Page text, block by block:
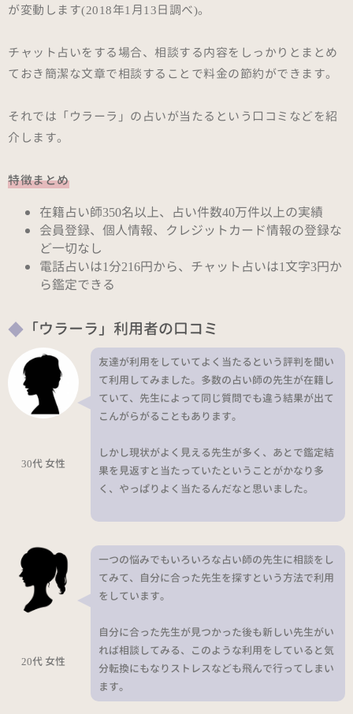
が変動します(2018年1月13日調べ)。
チャット占いをする場合、相談する内容をしっかりとまとめ
ておき簡潔な文章で相談することで料金の節約ができます。
それでは「ウラーラ」の占いが当たるという口コミなどを紹
介します。
特徴まとめ
在籍占い師350名以上、占い件数40万件以上の実績
会員登録、個人情報、クレジットカード情報の登録な
ど一切なし
電話占いは1分216円から、チャット占いは1文字3円か
ら鑑定できる
「ウラーラ」利用者の口コミ
30代 女性
友達が利用をしていてよく当たるという評判を聞い
て利用してみました。多数の占い師の先生が在籍し
ていて、先生によって同じ質問でも違う結果が出て
こんがらがることもあります。
しかし現状がよく見える先生が多く、あとで鑑定結
果を見返すと当たっていたということがかなり多
く、やっぱりよく当たるんだなと思いました。
20代 女性
一つの悩みでもいろいろな占い師の先生に相談をし
てみて、自分に合った先生を探すという方法で利用
をしています。
自分に合った先生が見つかった後も新しい先生がい
れば相談してみる、このような利用をしていると気
分転換にもなりストレスなども飛んで行ってしまい
ます。